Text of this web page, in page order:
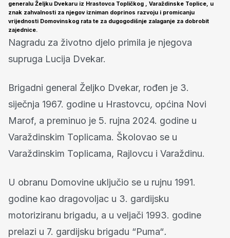
generalu Željku Dvekaru iz Hrastovca Topličkog , Varaždinske Toplice, u
znak zahvalnosti za njegov izniman doprinos razvoju i promicanju
vrijednosti Domovinskog rata te za dugogodišnje zalaganje za dobrobit
zajednice.
Nagradu za životno djelo primila je njegova
supruga Lucija Dvekar.
Brigadni general Željko Dvekar, rođen je 3.
siječnja 1967. godine u Hrastovcu, općina Novi
Marof, a preminuo je 5. rujna 2024. godine u
Varaždinskim Toplicama. Školovao se u
Varaždinskim Toplicama, Rajlovcu i Varaždinu.
U obranu Domovine uključio se u rujnu 1991.
godine kao dragovoljac u 3. gardijsku
motoriziranu brigadu, a u veljači 1993. godine
prelazi u 7. gardijsku brigadu “Puma“.